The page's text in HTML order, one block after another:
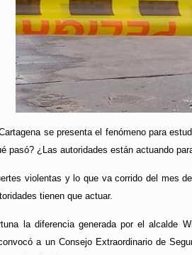
se presenta el fenómeno para
pasó? ¿Las autoridades están actuando
violentas y lo que va corrido del mes
tienen que actuar.
la diferencia generada por el
a un Consejo Extraordinario de